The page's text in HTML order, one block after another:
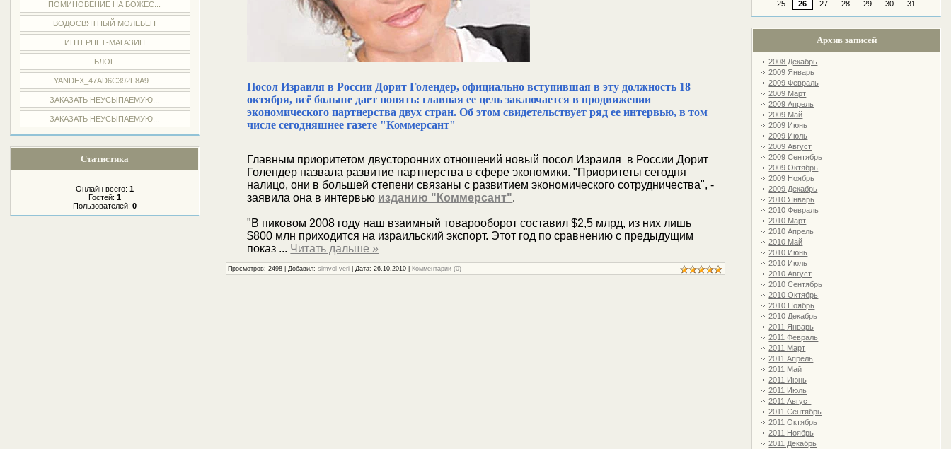
ПОМИНОВЕНИЕ НА БОЖЕС...
ВОДОСВЯТНЫЙ МОЛЕБЕН
ИНТЕРНЕТ-МАГАЗИН
БЛОГ
YANDEX_47AD6C392F8A9...
ЗАКАЗАТЬ НЕУСЫПАЕМУЮ...
ЗАКАЗАТЬ НЕУСЫПАЕМУЮ...
Статистика
Онлайн всего: 1
Гостей: 1
Пользователей: 0
25
26 27 28 29 30 31
Архив записей
2008 Декабрь
2009 Январь
2009 Февраль
2009 Март
2009 Апрель
2009 Май
2009 Июнь
2009 Июль
2009 Август
2009 Сентябрь
2009 Октябрь
2009 Ноябрь
2009 Декабрь
2010 Январь
2010 Февраль
2010 Март
2010 Апрель
2010 Май
2010 Июнь
2010 Июль
2010 Август
2010 Сентябрь
2010 Октябрь
2010 Ноябрь
2010 Декабрь
2011 Январь
2011 Февраль
2011 Март
2011 Апрель
2011 Май
2011 Июнь
2011 Июль
2011 Август
2011 Сентябрь
2011 Октябрь
2011 Ноябрь
2011 Декабрь
Посол Израиля в России Дорит Голендер, официально вступившая в эту должность 18
октября, всё больше дает понять: главная ее цель заключается в продвижении
экономического партнерства двух стран. Об этом свидетельствует ряд ее интервью, в том
числе сегодняшнее газете "Коммерсант"
Главным приоритетом двусторонних отношений новый посол Израиля в России Дорит
Голендер назвала развитие партнерства в сфере экономики. "Приоритеты сегодня
налицо, они в большей степени связаны с развитием экономического сотрудничества", -
заявила она в интервью изданию "Коммерсант".
"В пиковом 2008 году наш взаимный товарооборот составил $2,5 млрд, из них лишь
$800 млн приходится на израильский экспорт. Этот год по сравнению с предыдущим
показ ... Читать дальше »
Просмотров: 2498 | Добавил:simvol-veri | Дата:26.10.2010 Комментарии (0)